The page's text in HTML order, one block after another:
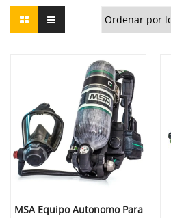
MSA Equipo Autonomo Para